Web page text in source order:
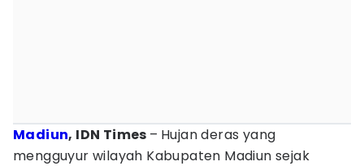
Madiun, IDN Times – Hujan deras yang
mengguyur wilayah Kabupaten Madiun sejak